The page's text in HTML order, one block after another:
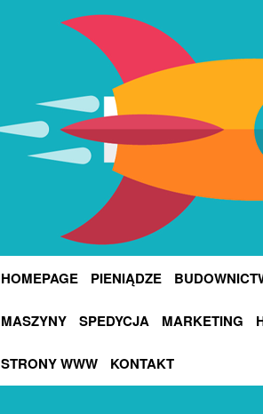
HOMEPAGE PIENIĄDZE
MASZYNY SPEDYCJA MARKETING
STRONY WWW KONTAKT